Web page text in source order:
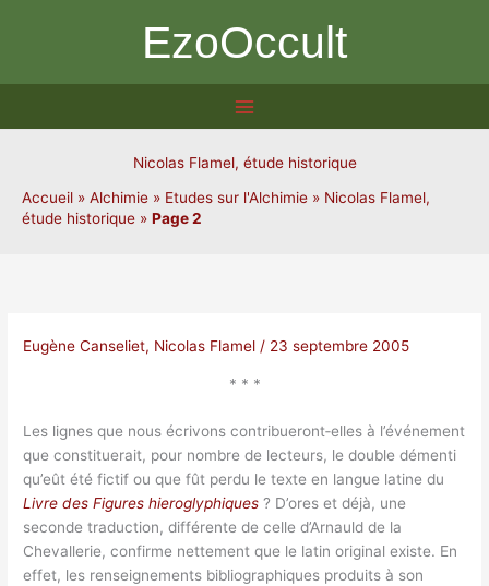
EzoOccult
Nicolas Flamel, étude historique
Accueil » Alchimie » Etudes sur l'Alchimie » Nicolas Flamel,
étude historique » Page 2
Eugène Canseliet, Nicolas Flamel / 23 septembre 2005
* * *
Les lignes que nous écrivons contribueront‑elles à l’événement
que constituerait, pour nombre de lecteurs, le double démenti
qu’eût été fictif ou que fût perdu le texte en langue latine du
Livre des Figures hieroglyphiques ? D’ores et déjà, une
seconde traduction, différente de celle d’Arnauld de la
Chevallerie, confirme nettement que le latin original existe. En
effet, les renseignements bibliographiques produits à son